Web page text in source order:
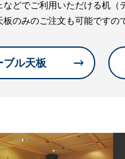
どでご利用いただける机（
板のみのご注文も可能ですの
ブル天板